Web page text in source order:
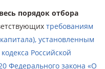
порядок отбора
требованиям
установленным
Российской
Федерального закона «О